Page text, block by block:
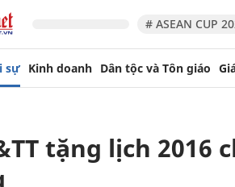
# ASEAN CUP
sự Kinh doanh Dân tộc và Tôn giáo
tặng lịch 2016